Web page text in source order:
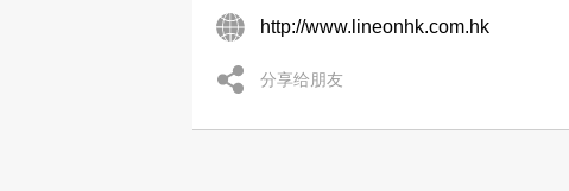
http://www.lineonhk.com.hk
分享给朋友